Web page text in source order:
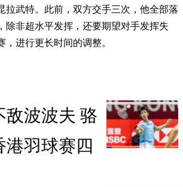
拉武特。此前，双方交手三次，他全部落
除非超水平发挥，还要期望对手发挥失
，进行更长时间的调整。
敌波波夫 骆
港羽球赛四